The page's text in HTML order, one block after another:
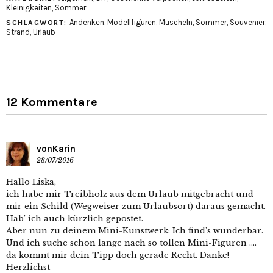
Kleinigkeiten, Sommer
SCHLAGWORT: Andenken, Modellfiguren, Muscheln, Sommer, Souvenier,
Strand , Urlaub
12 Kommentare
vonKarin
28/07/2016
Hallo Liska,
ich habe mir Treibholz aus dem Urlaub mitgebracht und
mir ein Schild (Wegweiser zum Urlaubsort) daraus gemacht.
Hab’ ich auch kürzlich gepostet.
Aber nun zu deinem Mini-Kunstwerk: Ich find’s wunderbar.
Und ich suche schon lange nach so tollen Mini-Figuren ….
da kommt mir dein Tipp doch gerade Recht. Danke!
Herzlichst